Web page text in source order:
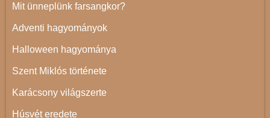
Mit ünneplünk farsangkor?
Adventi hagyományok
Halloween hagyománya
Szent Miklós története
Karácsony világszerte
Húsvét eredete